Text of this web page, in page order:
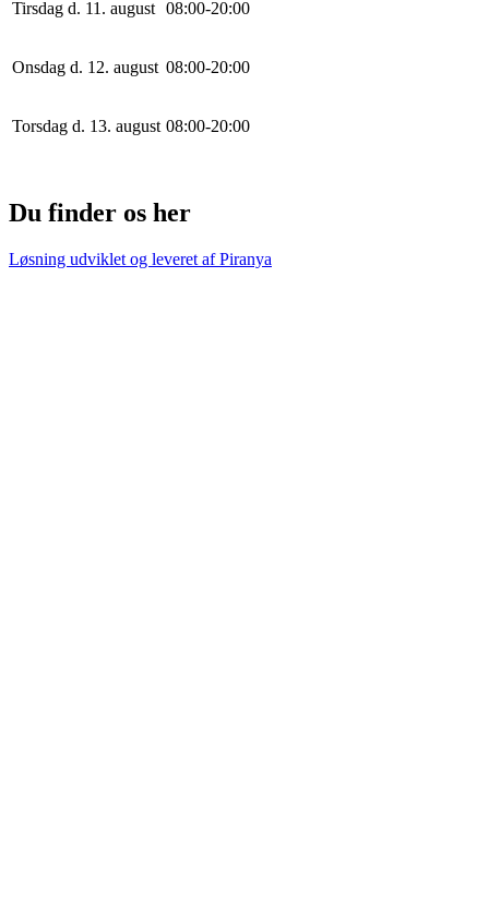
Tirsdag d. 11. august 08:00-20:00
Onsdag d. 12. august 08:00-20:00
Torsdag d. 13. august 08:00-20:00
Du finder os her
Løsning udviklet og leveret afPiranya